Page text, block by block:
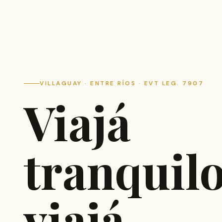
VILLAGUAY · ENTRE RÍOS · EVT LEG. 7907
Viajá